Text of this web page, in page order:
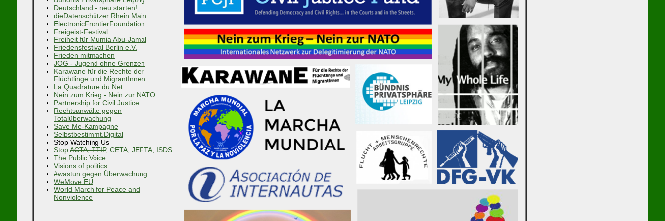
Deutschland - neu starten!
dieDatenschützer Rhein Main
ElectronicFrontierFoundation
Freigeist-Festival
Freiheit für Mumia Abu-Jamal
Friedensfestival Berlin e.V.
Frieden mitmachen
JOG - Jugend ohne Grenzen
Karawane für die Rechte der
Flüchtlinge und MigrantInnen
La Quadrature du Net
Nein zum Krieg - Nein zur NATO
Partnership for Civil Justice
Rechtsanwälte gegen
Totalüberwachung
Save Me-Kampagne
Selbstbestimmt.Digital
Stop Watching Us
StopACTA, TTIP, CETA, JEFTA, ISDS
The Public Voice
Visions of politics
#wastun gegen Überwachung
WeMove.EU
World March for Peace and
Nonviolence